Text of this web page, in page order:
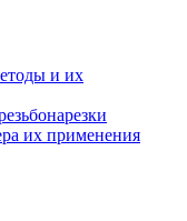
и их
их применения